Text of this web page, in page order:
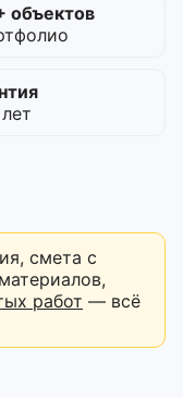
объектов
смета с
работ — всё